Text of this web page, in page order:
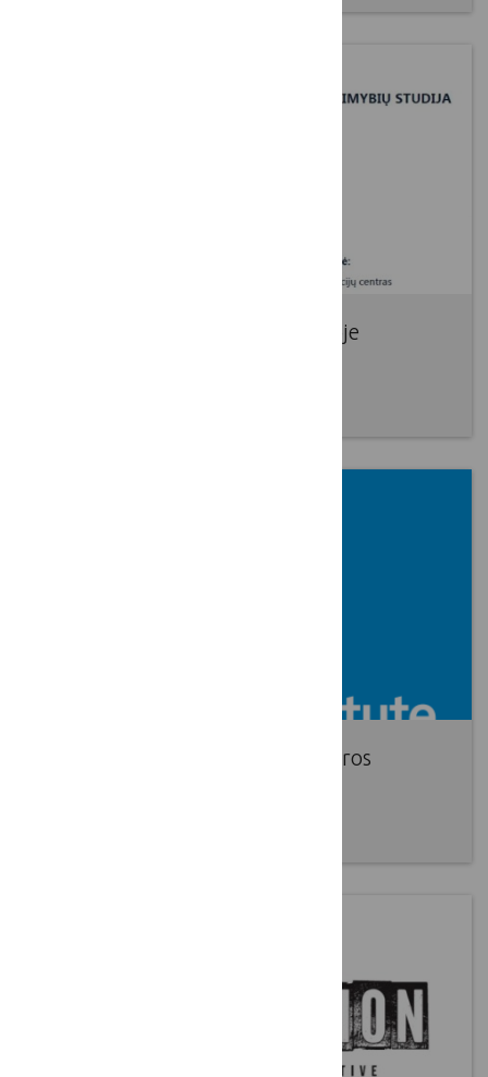
Socialinio verslo plėtros Lietuvoje
Švedijos Institutas kviečia į vasaros